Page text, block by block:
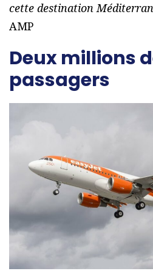
cette destination
AMP
Deux millions
passagers